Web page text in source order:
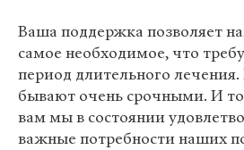
Ваша поддержка позволяет
самое необходимое, что
период длительного
бывают очень срочными. И
вам мы в состоянии
важные потребности наших